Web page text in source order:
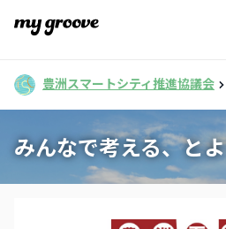
豊洲スマートシティ推進協議会
みんなで考える、と